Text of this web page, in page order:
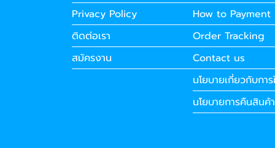
Privacy Policy
ติดต่อเรา
สมัครงาน
How to Payment
Order Tracking
Contact us
นโยบายเกี่ยวกับกา
นโยบายการคืนสินค้า